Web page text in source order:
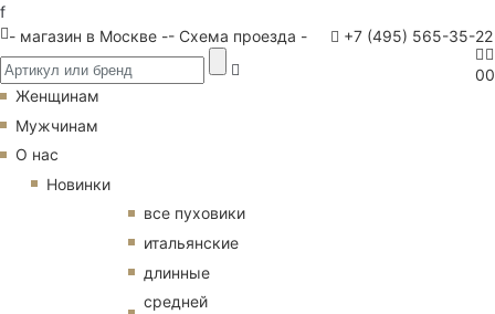
f
- магазин в Москве -- Схема проезда - +7 (495) 565-35-22
00
Женщинам
Мужчинам
О нас
Новинки
все пуховики
итальянские
длинные
средней